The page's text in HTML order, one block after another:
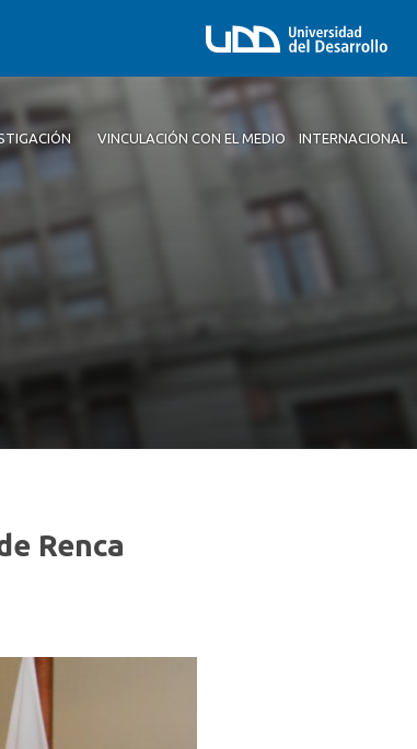
VINCULACIÓN CON EL MEDIO INTERNACIONAL
Renca